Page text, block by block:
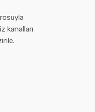
kanalları